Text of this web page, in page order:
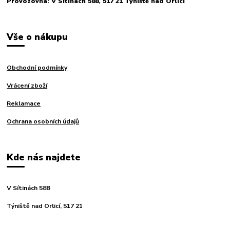
Vše o nákupu
Obchodní podmínky
Vrácení zboží
Reklamace
Ochrana osobních údajů
Kde nás najdete
V Sítinách 588
Týniště nad Orlicí, 517 21